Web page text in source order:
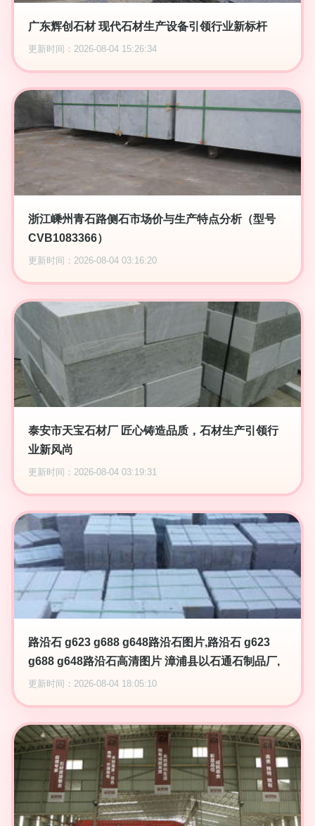
广东辉创石材 现代石材生产设备引领行业新标杆
更新时间：2026-08-04 15:26:34
浙江嵊州青石路侧石市场价与生产特点分析（型号
CVB1083366）
更新时间：2026-08-04 03:16:20
泰安市天宝石材厂 匠心铸造品质，石材生产引领行
业新风尚
更新时间：2026-08-04 03:19:31
路沿石 g623 g688 g648路沿石图片,路沿石 g623
g688 g648路沿石高清图片 漳浦县以石通石制品厂,
更新时间：2026-08-04 18:05:10